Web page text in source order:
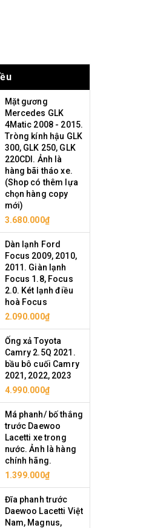
Mặt gương
Mercedes GLK
4Matic 2008 - 2015.
Tròng kính hậu GLK
300, GLK 250, GLK
220CDI. Ảnh là
hàng bãi tháo xe.
(Shop có thêm lựa
chọn hàng copy
mới)
3.680.000₫
Dàn lạnh Ford
Focus 2009, 2010,
2011. Giàn lạnh
Focus 1.8, Focus
2.0. Két lạnh điều
hoà Focus
2.090.000₫
Ống xả Toyota
Camry 2.5Q 2021.
bầu bô cuối Camry
2021, 2022, 2023
4.990.000₫
Má phanh/ bố thắng
trước Daewoo
Lacetti xe trong
nước. Ảnh là hàng
chính hãng.
1.399.000₫
Đĩa phanh trước
Daewoo Lacetti Việt
Nam, Magnus,